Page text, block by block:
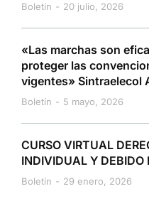
Boletín 20 julio, 2026
«Las marchas son
proteger las
vigentes» Sintraelecol
Boletín 5 mayo, 2026
CURSO VIRTUAL
INDIVIDUAL Y DEBIDO
Boletín 29 enero, 2026